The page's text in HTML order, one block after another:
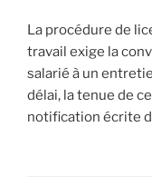
La procédure de
travail exige la
salarié à un
délai, la tenue de
notification écrite